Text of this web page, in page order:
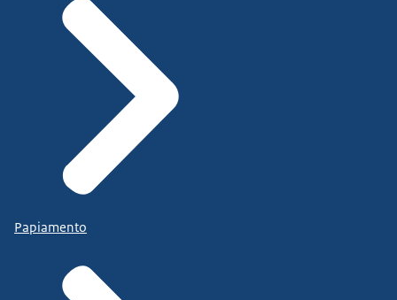
Papiamento